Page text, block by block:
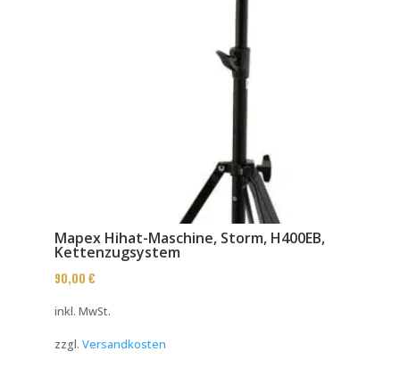
Mapex Hihat-Maschine, Storm, H400EB,
Kettenzugsystem
90,00 €
inkl. MwSt.
zzgl. Versandkosten